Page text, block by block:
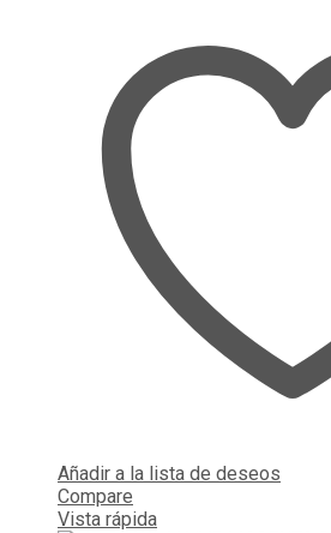
Añadir a la lista de deseos
Compare
Vista rápida